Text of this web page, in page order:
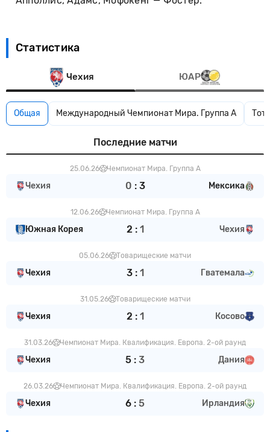
Статистика
Чехия ЮАР
Общая Международный Чемпионат Мира. Группа A
Последние матчи
25.06.26 Чемпионат Мира. Группа A
Чехия 0 : 3 Мексика
12.06.26 Чемпионат Мира. Группа A
Южная Корея 2 : 1 Чехия
05.06.26 Товарищеские матчи
Чехия 3: 1 Гватемала
31.05.26 Товарищеские матчи
Чехия 2 : 1 Косово
31.03.26 Чемпионат Мира. Квалификация. Европа. 2-ой раунд
Чехия 5 : 3 Дания
26.03.26 Чемпионат Мира. Квалификация. Европа. 2-ой раунд
Чехия 6 : 5 Ирландия